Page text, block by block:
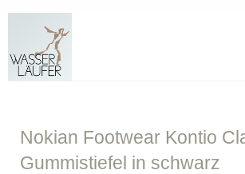
Nokian Footwear Kontio
Gummistiefel in schwarz